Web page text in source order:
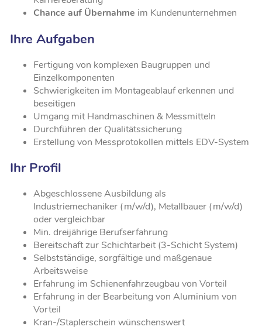
Chance auf Übernahme im Kundenunternehmen
Ihre Aufgaben
Fertigung von komplexen Baugruppen und
Einzelkomponenten
Schwierigkeiten im Montageablauf erkennen und
beseitigen
Umgang mit Handmaschinen & Messmitteln
Durchführen der Qualitätssicherung
Erstellung von Messprotokollen mittels EDV-System
Ihr Profil
Abgeschlossene Ausbildung als
Industriemechaniker (m/w/d), Metallbauer (m/w/d)
oder vergleichbar
Min. dreijährige Berufserfahrung
Bereitschaft zur Schichtarbeit (3-Schicht System)
Selbstständige, sorgfältige und maßgenaue
Arbeitsweise
Erfahrung im Schienenfahrzeugbau von Vorteil
Erfahrung in der Bearbeitung von Aluminium von
Vorteil
Kran-/Staplerschein wünschenswert